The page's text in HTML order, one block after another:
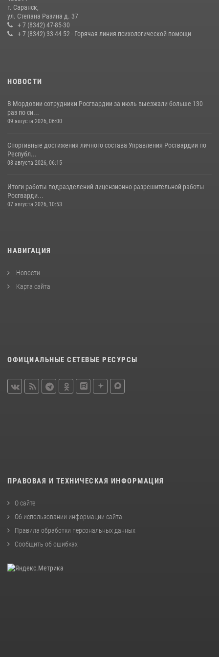
Сотрудники Росгвардии обеспечили безопасность Всероссийского
конкурса профмастерства в Саранске
23 июля 2026, 11:54 4
г. Саранск,
ул. Степана Разина д. 37
+ 7 (8342) 47-85-30
+ 7 (8342) 33-44-52 - Горячая линия психологической помощи
НОВОСТИ
В Мордовии сотрудники Росгвардии за июль выезжали больше 130
раз по си...
09 августа 2026, 06:00
Спортивные достижения личного состава Управления Росгвардии по
Республ...
08 августа 2026, 06:15
Итоги работы подразделений лицензионно-разрешительной работы
Росгварди...
07 августа 2026, 10:53
НАВИГАЦИЯ
Новости
Карта сайта
ОФИЦИАЛЬНЫЕ СЕТЕВЫЕ РЕСУРСЫ
ПРАВОВАЯ И ТЕХНИЧЕСКАЯ ИНФОРМАЦИЯ
О сайте
Об использовании информации сайта
Правила обработки персональных данных
Сообщить об ошибках